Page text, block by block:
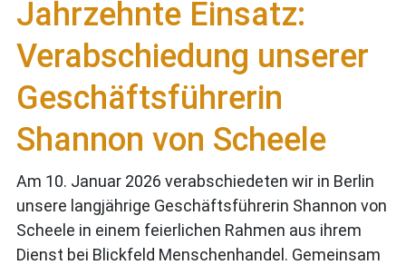
Jahrzehnte Einsatz:
Verabschiedung unserer
Geschäftsführerin
Shannon von Scheele
Am 10. Januar 2026 verabschiedeten wir in Berlin
unsere langjährige Geschäftsführerin Shannon von
Scheele in einem feierlichen Rahmen aus ihrem
Dienst bei Blickfeld Menschenhandel. Gemeinsam